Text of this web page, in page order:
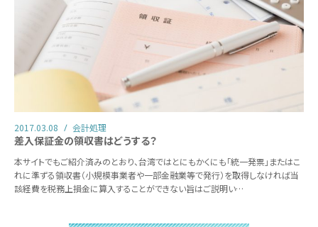
2017.03.08 会計処理
差入保証金の領収書はどうする？
本サイトでもご紹介済みのとおり、台湾ではとにもかくにも「統一発票」またはこ
れに準ずる領収書（小規模事業者や一部金融業等で発行）を取得しなければ当
該経費を税務上損金に算入することができない旨はご説明い…